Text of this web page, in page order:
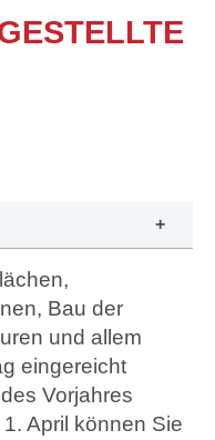
Bau der
und allem
eingereicht
Vorjahres
April können Sie